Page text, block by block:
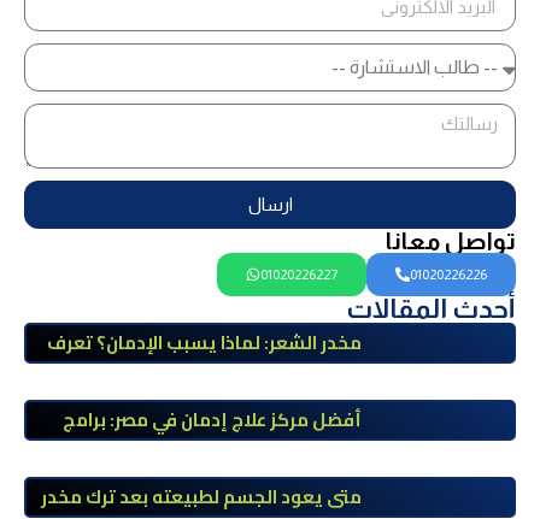
ارسال
تواصل معانا
01020226226
01020226227
أحدث المقالات
مخدر الشعر: لماذا يسبب الإدمان؟ تعرف
أفضل مركز علاج إدمان في مصر: برامج
طبي
متى يعود الجسم لطبيعته بعد ترك مخدر